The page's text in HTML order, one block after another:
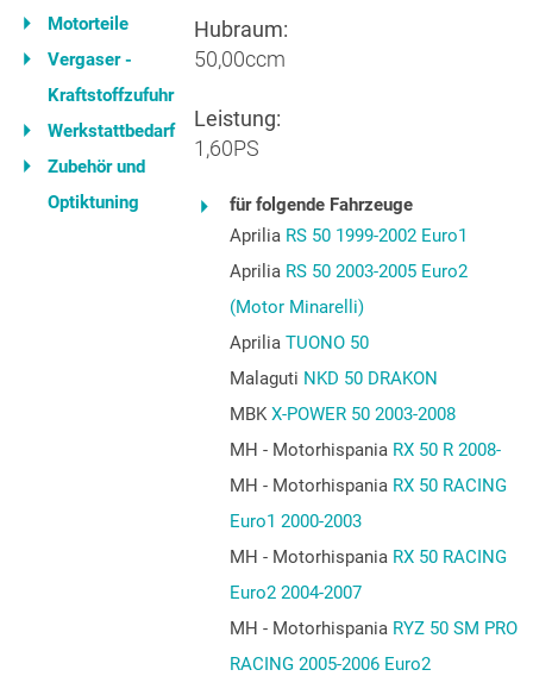
Motorteile
Vergaser -
Kraftstoffzufuhr
Werkstattbedarf
Zubehör und
Optiktuning
Hubraum:
50,00ccm
Leistung:
1,60PS
für folgende Fahrzeuge
Aprilia RS 50 1999-2002 Euro1
Aprilia RS 50 2003-2005 Euro2
(Motor Minarelli)
Aprilia TUONO 50
Malaguti NKD 50 DRAKON
MBK X-POWER 50 2003-2008
MH - Motorhispania RX 50 R 2008-
MH - Motorhispania RX 50 RACING
Euro1 2000-2003
MH - Motorhispania RX 50 RACING
Euro2 2004-2007
MH - Motorhispania RYZ 50 SM PRO
RACING 2005-2006 Euro2